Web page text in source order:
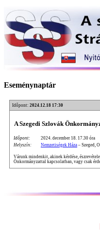
Eseménynaptár
Időpont: 2024.12.18 17:30
A Szegedi Szlovák
Időpont:
2024. december 18. 17.30 óra
Helyszín:
Nemzetiségek Háza – Szeged,
Várunk mindenkit, akinek kérdése,
Önkormányzattal kapcsolatban, vagy csak